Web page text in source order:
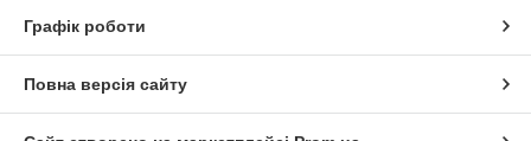
Графік роботи
Повна версія сайту